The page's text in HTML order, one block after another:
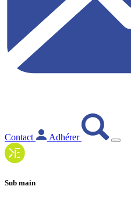
Contact Adhérer
Sub main